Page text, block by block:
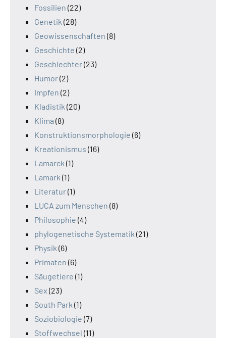
Fossilien (22)
Genetik (28)
Geowissenschaften (8)
Geschichte (2)
Geschlechter(23)
Humor(2)
Impfen (2)
Kladistik (20)
Klima (8)
Konstruktionsmorphologie (6)
Kreationismus (16)
Lamarck (1)
Lamark (1)
Literatur(1)
LUCA zum Menschen (8)
Philosophie (4)
phylogenetische Systematik (21)
Physik (6)
Primaten (6)
Säugetiere (1)
Sex (23)
South Park (1)
Soziobiologie (7)
Stoffwechsel (11)